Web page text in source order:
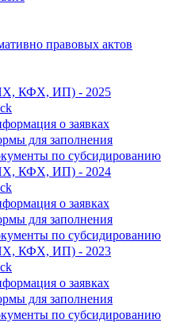
правовых актов
КФХ, ИП) - 2025
о заявках
для заполнения
по субсидированию
КФХ, ИП) - 2024
о заявках
для заполнения
по субсидированию
КФХ, ИП) - 2023
о заявках
для заполнения
по субсидированию